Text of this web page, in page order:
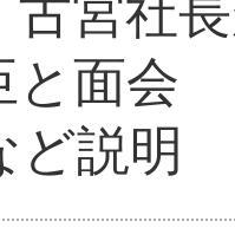
と面会
ど説明